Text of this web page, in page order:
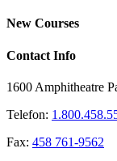
New Courses
Contact Info
1600 Amphitheatre
Telefon:
Fax: 458 761-9562